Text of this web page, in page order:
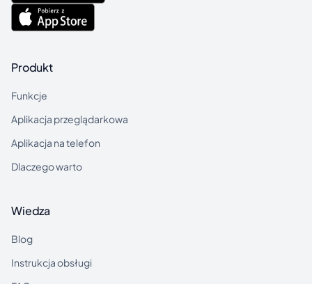
Produkt
Funkcje
Aplikacja przeglądarkowa
Aplikacja na telefon
Dlaczego warto
Wiedza
Blog
Instrukcja obsługi